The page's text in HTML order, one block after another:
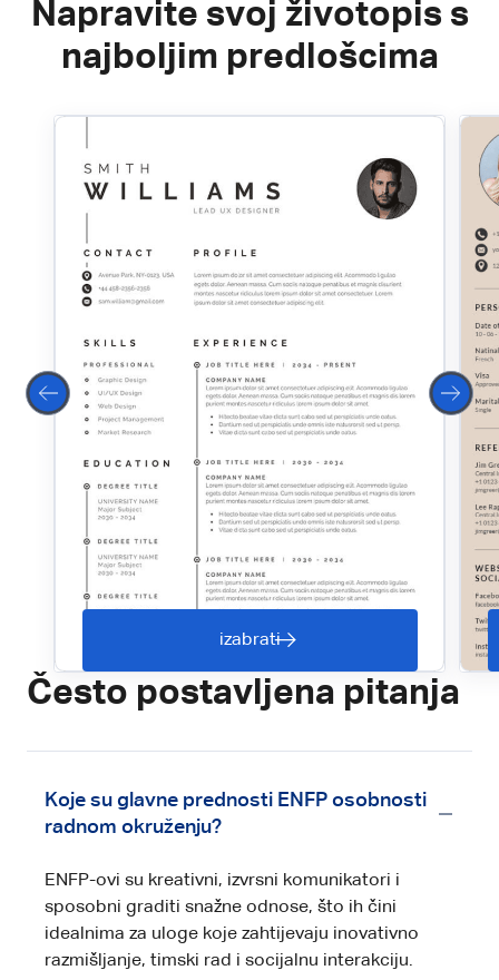
Napravite svoj životopis s
najboljim predlošcima
izabrati
Često postavljena pitanja
Koje su glavne prednosti ENFP osobnosti
radnom okruženju?
ENFP-ovi su kreativni, izvrsni komunikatori i
sposobni graditi snažne odnose, što ih čini
idealnima za uloge koje zahtijevaju inovativno
razmišljanje, timski rad i socijalnu interakciju.